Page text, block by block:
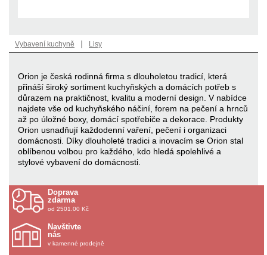
Vybavení kuchyně | Lisy
Orion je česká rodinná firma s dlouholetou tradicí, která
přináší široký sortiment kuchyňských a domácích potřeb s
důrazem na praktičnost, kvalitu a moderní design. V nabídce
najdete vše od kuchyňského náčiní, forem na pečení a hrnců
až po úložné boxy, domácí spotřebiče a dekorace. Produkty
Orion usnadňují každodenní vaření, pečení i organizaci
domácnosti. Díky dlouholeté tradici a inovacím se Orion stal
oblíbenou volbou pro každého, kdo hledá spolehlivé a
stylové vybavení do domácnosti.
Doprava
zdarma
od 2501.00 Kč
Navštivte
nás
v kamenné prodejně